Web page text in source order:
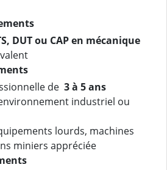
DUT ou CAP en mécanique
de 3à 5 ans
industriel ou
lourds, machines
miniers appréciée